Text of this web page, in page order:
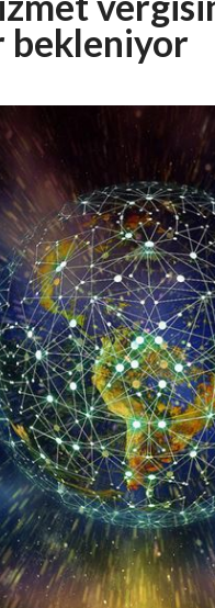
15/07/2026
15/07/2026
04/08/2026
04/08/2026
bekleniyor